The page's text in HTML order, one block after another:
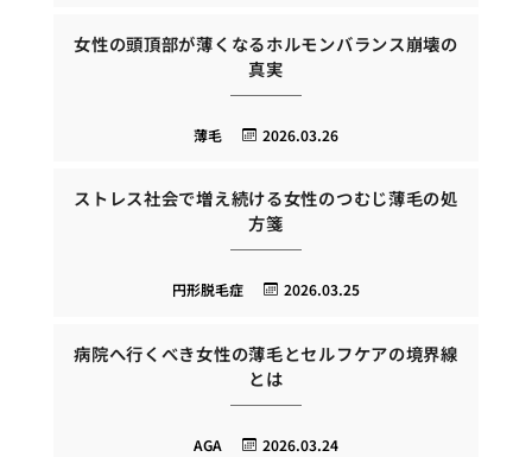
女性の頭頂部が薄くなるホルモンバランス崩壊の
真実
2026.03.26
薄毛
ストレス社会で増え続ける女性のつむじ薄毛の処
方箋
2026.03.25
円形脱毛症
病院へ行くべき女性の薄毛とセルフケアの境界線
とは
2026.03.24
AGA